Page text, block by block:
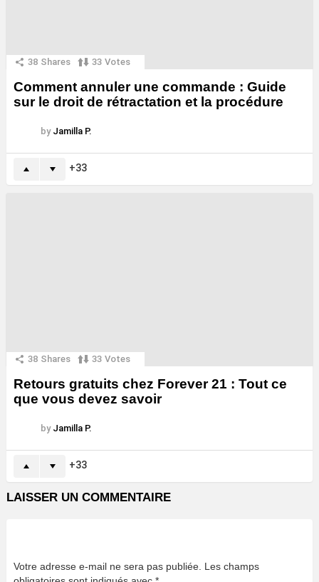
38 Shares 33 Votes
Comment annuler une commande : Guide
sur le droit de rétractation et la procédure
by Jamilla P.
33
38 Shares 33 Votes
Retours gratuits chez Forever 21 : Tout ce
que vous devez savoir
by Jamilla P.
33
LAISSER UN COMMENTAIRE
Votre adresse e-mail ne sera pas publiée. Les champs